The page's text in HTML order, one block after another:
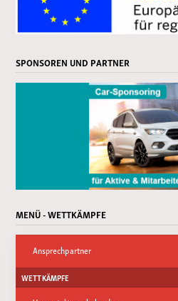
SPONSOREN UND PARTNER
MENÜ - WETTKÄMPFE
Ansprechpartner
WETTKÄMPFE